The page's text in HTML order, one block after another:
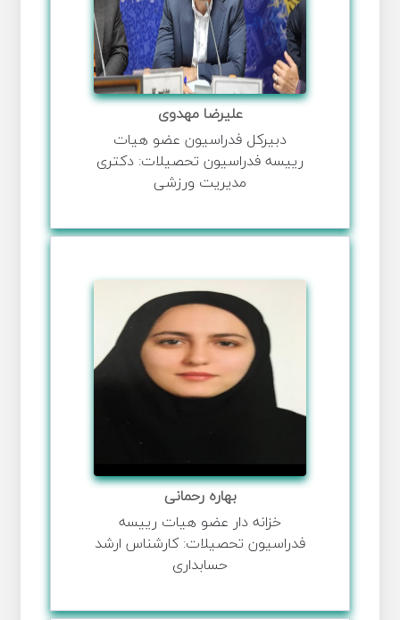
علیرضا مهدوی
دبیرکل فدراسیون عضو هیات
رییسه فدراسیون تحصیلات: دکتری
مدیریت ورزشی
بهاره رحمانی
خزانه دار عضو هیات رییسه
فدراسیون تحصیلات: کارشناس ارشد
حسابداری